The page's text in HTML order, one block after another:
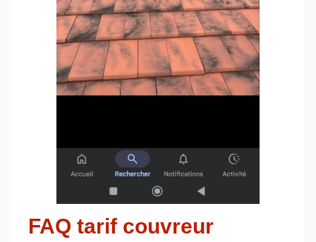
FAQ tarif couvreur